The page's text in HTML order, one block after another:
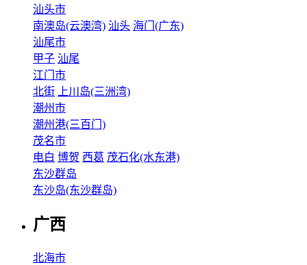
汕头市
南澳岛(云澳湾) 汕头 海门(广东)
汕尾市
甲子 汕尾
江门市
北街
上川岛(三洲湾)
潮州市
潮州港(三百门)
茂名市
电白 博贺 西葛 茂石化(水东港)
东沙群岛
东沙岛(东沙群岛)
广西
北海市